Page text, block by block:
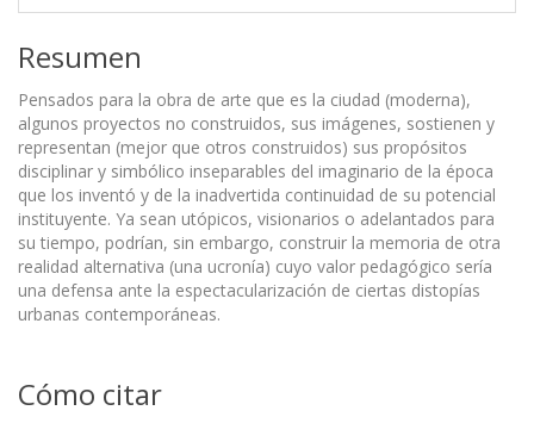
Resumen
Pensados para la obra de arte que es la ciudad (moderna),
algunos proyectos no construidos, sus imágenes, sostienen y
representan (mejor que otros construidos) sus propósitos
disciplinar y simbólico inseparables del imaginario de la época
que los inventó y de la inadvertida continuidad de su potencial
instituyente. Ya sean utópicos, visionarios o adelantados para
su tiempo, podrían, sin embargo, construir la memoria de otra
realidad alternativa (una ucronía) cuyo valor pedagógico sería
una defensa ante la espectacularización de ciertas distopías
urbanas contemporáneas.
Cómo citar